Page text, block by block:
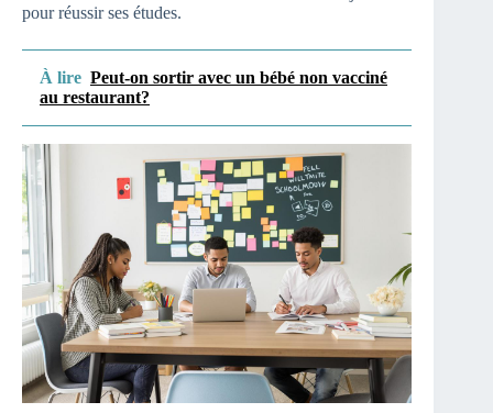
pour réussir ses études.
À lire Peut-on sortir avec un bébé non vacciné
au restaurant?